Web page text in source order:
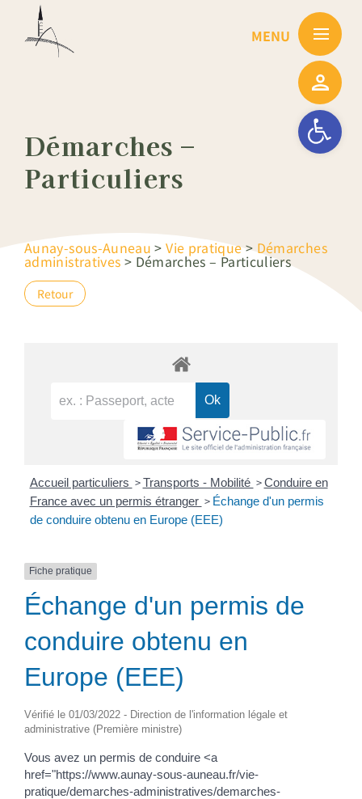
Ouvrir la
Démarches –
Particuliers
Aunay-sous-Auneau >Vie pratique>Démarches
administratives > Démarches – Particuliers
Retour
Accueil particuliers > Transports - Mobilité > Conduire en
France avec un permis étranger > Échange d'un permis
de conduire obtenu en Europe (EEE)
Fiche pratique
Échange d'un permis de
conduire obtenu en
Europe (EEE)
Vérifié le 01/03/2022 - Direction de l'information légale et
administrative (Première ministre)
Vous avez un permis de conduire <a
href="https://www.aunay-sous-auneau.fr/vie-
pratique/demarches-administratives/demarches-